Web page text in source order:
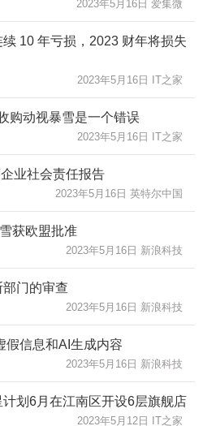
2023年5月16日 爱集微
10 年亏损，2023 财年将损失
2023年5月16日 IT之家
购动视暴雪是一个错误
2023年5月16日 IT之家
业社会责任报告
2023年5月16日 英特尔中国
获欧盟批准
2023年5月16日 新浪科技
门的审查
2023年5月16日 新浪科技
假信息和AI生成内容
2023年5月16日 新浪科技
划6月在江南区开设6层旗舰店
2023年5月12日 IT之家